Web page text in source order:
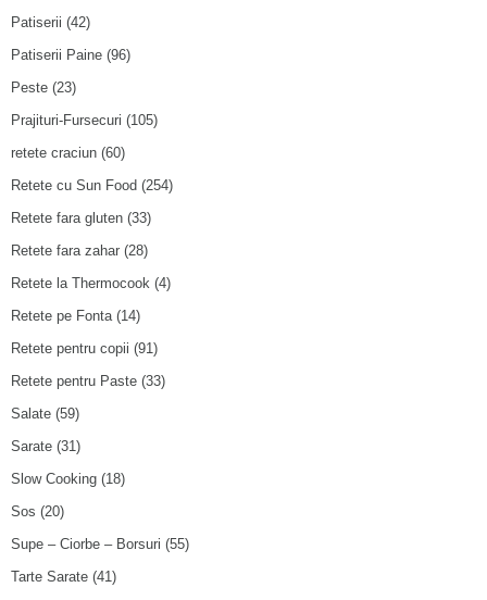
Patiserii (42)
Patiserii Paine (96)
Peste (23)
Prajituri-Fursecuri (105)
retete craciun (60)
Retete cu Sun Food (254)
Retete fara gluten (33)
Retete fara zahar (28)
Retete la Thermocook (4)
Retete pe Fonta(14)
Retete pentru copii (91)
Retete pentru Paste (33)
Salate (59)
Sarate (31)
Slow Cooking (18)
Sos (20)
Supe – Ciorbe – Borsuri (55)
Tarte Sarate (41)